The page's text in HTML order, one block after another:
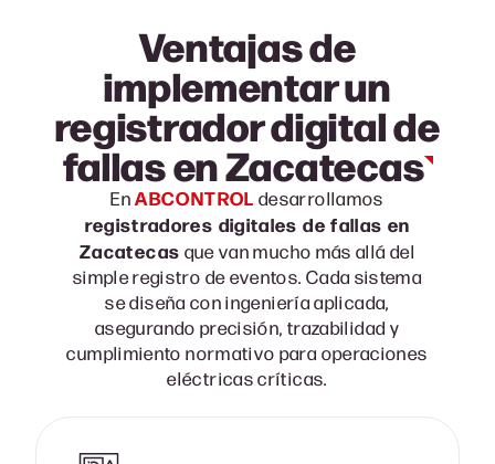
Ventajas de
implementar un
registrador digital de
fallas enZacatecas
EnABCONTROL desarrollamos
registradores digitales de fallas en
Zacatecas que van mucho más allá del
simple registro de eventos. Cada sistema
se diseña con ingeniería aplicada,
asegurando precisión, trazabilidad y
cumplimiento normativo para operaciones
eléctricas críticas.